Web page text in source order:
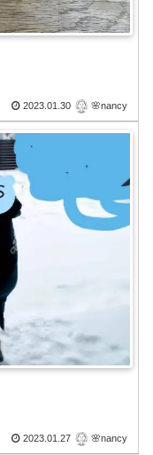
2023.01.30 🌸nancy
2023.01.27 🌸nancy